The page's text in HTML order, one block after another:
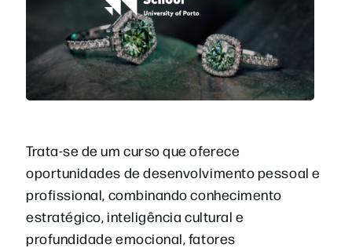
Trata-se de um curso que oferece
oportunidades de desenvolvimento pessoal e
profissional, combinando conhecimento
estratégico, inteligência cultural e
profundidade emocional, fatores